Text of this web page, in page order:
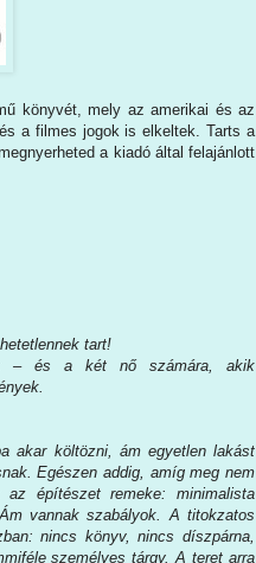
könyvét, mely az amerikai és az
a filmes jogok is elkeltek. Tarts a
a kiadó által felajánlott
tart!
– és a két nő számára, akik
akar költözni, ám egyetlen lakást
Egészen addig, amíg meg nem
építészet remeke: minimalista
vannak szabályok. A titokzatos
nincs könyv, nincs díszpárna,
személyes tárgy. A teret arra